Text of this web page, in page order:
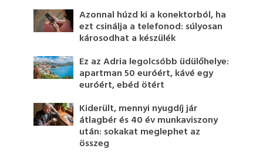
Azonnal húzd ki a konektorból, ha
ezt csinálja a telefonod: súlyosan
károsodhat a készülék
Ez az Adria legolcsóbb üdülőhelye:
apartman 50 euróért, kávé egy
euróért, ebéd ötért
Kiderült, mennyi nyugdíj jár
átlagbér és 40 év munkaviszony
után: sokakat meglephet az
összeg